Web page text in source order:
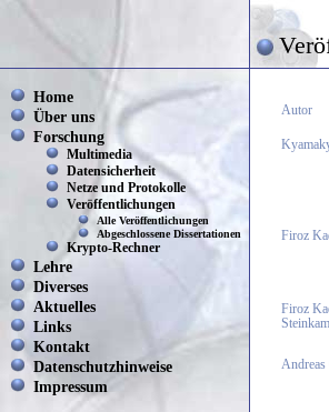
Home
Über uns
Forschung
Multimedia
Datensicherheit
Netze und Protokolle
Veröffentlichungen
Alle Veröffentlichungen
Abgeschlossene Dissertationen
Krypto-Rechner
Lehre
Diverses
Aktuelles
Links
Kontakt
Datenschutzhinweise
Impressum
Autor
Firoz
Firoz
Andreas